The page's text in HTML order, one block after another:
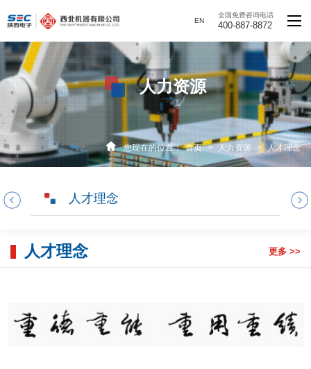
EN
全国免费咨询电话
400-887-8872
人力资源
您现在的位置： 首页 > 人力资源 > 人才理念
人才理念
人才理念 更多 >>